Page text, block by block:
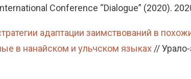
Conference “Dialogue” (2020).
адаптации заимствований в
в нанайском и ульчском языках //